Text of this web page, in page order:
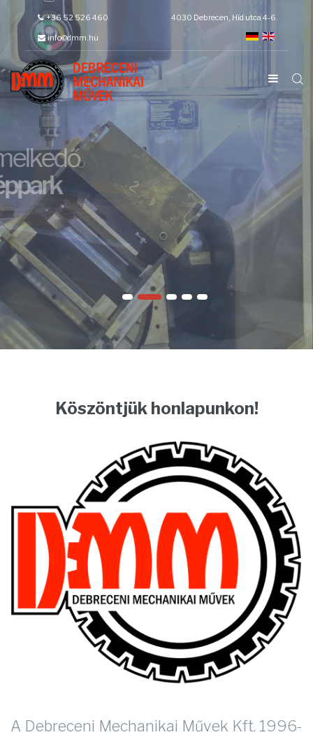
+36 52 526 460 4030 Debrecen, Híd utca 4-6.
DEBRECENI MECHANIKAI MŰVEK
Kiemelkedő
géppark
Köszöntjük honlapunkon!
A Debreceni Mechanikai Művek Kft. 1996-